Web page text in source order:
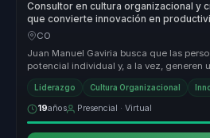
Consultor en cultura organizacional y
que convierte innovación en
ejecución para líderes y equipos.
CO
Juan Manuel Gaviria busca que las
potencial individual y, a la vez, generen
cír...
Liderazgo Cultura Organizacional
19años Presencial · Virtual